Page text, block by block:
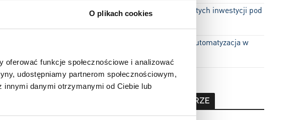
O plikach cookies
funkcje społecznościowe i analizować
udostępniamy partnerom społecznościowym,
danymi otrzymanymi od Ciebie lub
Jednak to
nieograniczona.
komercyjnego.
BSH i 600 milionów złotych inwestycji pod
Lepsza fabryka, czyli automatyzacja w
OSTATNIE KOMENTARZE